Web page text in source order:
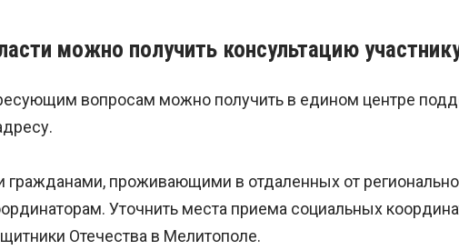
можно получить консультацию
вопросам можно получить в едином центре
гражданами, проживающими в отдаленных от
Уточнить места приема социальных
Отечества в Мелитополе.